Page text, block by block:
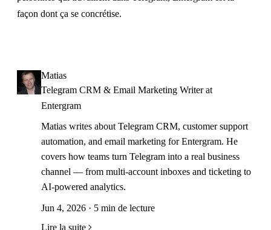
façon dont ça se concrétise.
Matias
Telegram CRM & Email Marketing Writer at
Entergram
Matias writes about Telegram CRM, customer support
automation, and email marketing for Entergram. He
covers how teams turn Telegram into a real business
channel — from multi-account inboxes and ticketing to
AI-powered analytics.
Jun 4, 2026 · 5 min de lecture
Lire la suite